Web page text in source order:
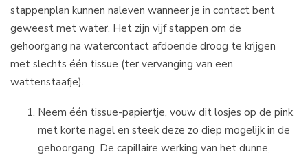
stappenplan kunnen naleven wanneer je in contact bent
geweest met water. Het zijn vijf stappen om de
gehoorgang na watercontact afdoende droog te krijgen
met slechts één tissue (ter vervanging van een
wattenstaafje).
Neem één tissue-papiertje, vouw dit losjes op de pink
met korte nagel en steek deze zo diep mogelijk in de
gehoorgang. De capillaire werking van het dunne,